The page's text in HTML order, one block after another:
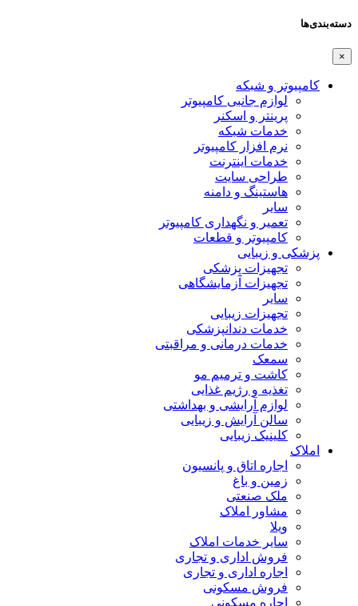
دسته‌بندی‌ها
×
کامپیوتر و شبکه
لوازم جانبی کامپیوتر
پرینتر و اسکنر
خدمات شبکه
نرم افزار کامپیوتر
خدمات اینترنت
طراحی سایت
هاستینگ و دامنه
سایر
تعمیر و نگهداری کامپیوتر
کامپیوتر و قطعات
پزشکی و زیبایی
تجهیزات پزشکی
تجهیزات آزمایشگاهی
سایر
تجهیزات زیبایی
خدمات دندانپزشکی
خدمات درمانی و مراقبتی
سمعک
کاشت و ترمیم مو
تغذیه و رژیم غذایی
لوازم آرایشی و بهداشتی
سالن آرایش و زیبایی
کلینیک زیبایی
املاک
اجاره اتاق و پانسیون
زمین و باغ
ملک صنعتی
مشاور املاک
ویلا
سایر خدمات املاک
فروش اداری و تجاری
اجاره اداری و تجاری
فروش مسکونی
اجاره مسکونی